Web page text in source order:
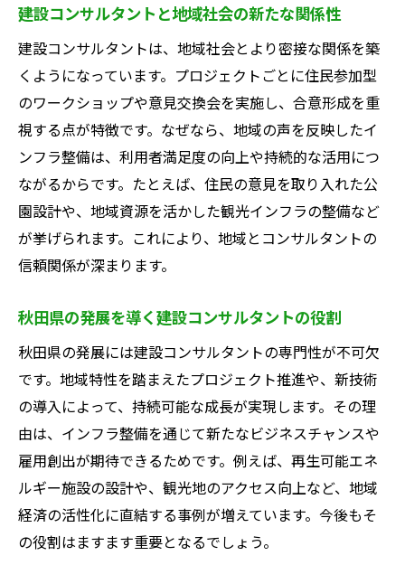
係性
建設コンサルタントで叶える安定した収入
基盤
資格取得が建設コンサルタントに与える影
響
建設業界で注目されるコンサルタントのやりが
い
建設コンサルタントで実感する仕事のやり
がい
の魅力
建設コンサルタントの達成感が得られる理
由
建設コンサルタントで地域を支える喜び
専門知識が生かせる建設コンサルタントの
現場
建設コンサルタントのやりがいと成長の実
感
ゼネコンとの違いを知り建設コンサルタントを
建設コンサルタントと地域社会の新たな関係性
建設コンサルタントは、地域社会とより密接な関係を築
くようになっています。プロジェクトごとに住民参加型
のワークショップや意見交換会を実施し、合意形成を重
視する点が特徴です。なぜなら、地域の声を反映したイ
ンフラ整備は、利用者満足度の向上や持続的な活用につ
ながるからです。たとえば、住民の意見を取り入れた公
園設計や、地域資源を活かした観光インフラの整備など
が挙げられます。これにより、地域とコンサルタントの
信頼関係が深まります。
秋田県の発展を導く建設コンサルタントの役割
秋田県の発展には建設コンサルタントの専門性が不可欠
です。地域特性を踏まえたプロジェクト推進や、新技術
の導入によって、持続可能な成長が実現します。その理
由は、インフラ整備を通じて新たなビジネスチャンスや
雇用創出が期待できるためです。例えば、再生可能エネ
ルギー施設の設計や、観光地のアクセス向上など、地域
経済の活性化に直結する事例が増えています。今後もそ
の役割はますます重要となるでしょう。